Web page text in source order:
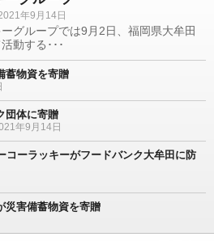
年9月14日
グループでは9月2日、福岡県大牟田
動する･･･
蓄物資を寄贈
団体に寄贈
年9月14日
コーラッキーがフードバンク大牟田に防
災害備蓄物資を寄贈